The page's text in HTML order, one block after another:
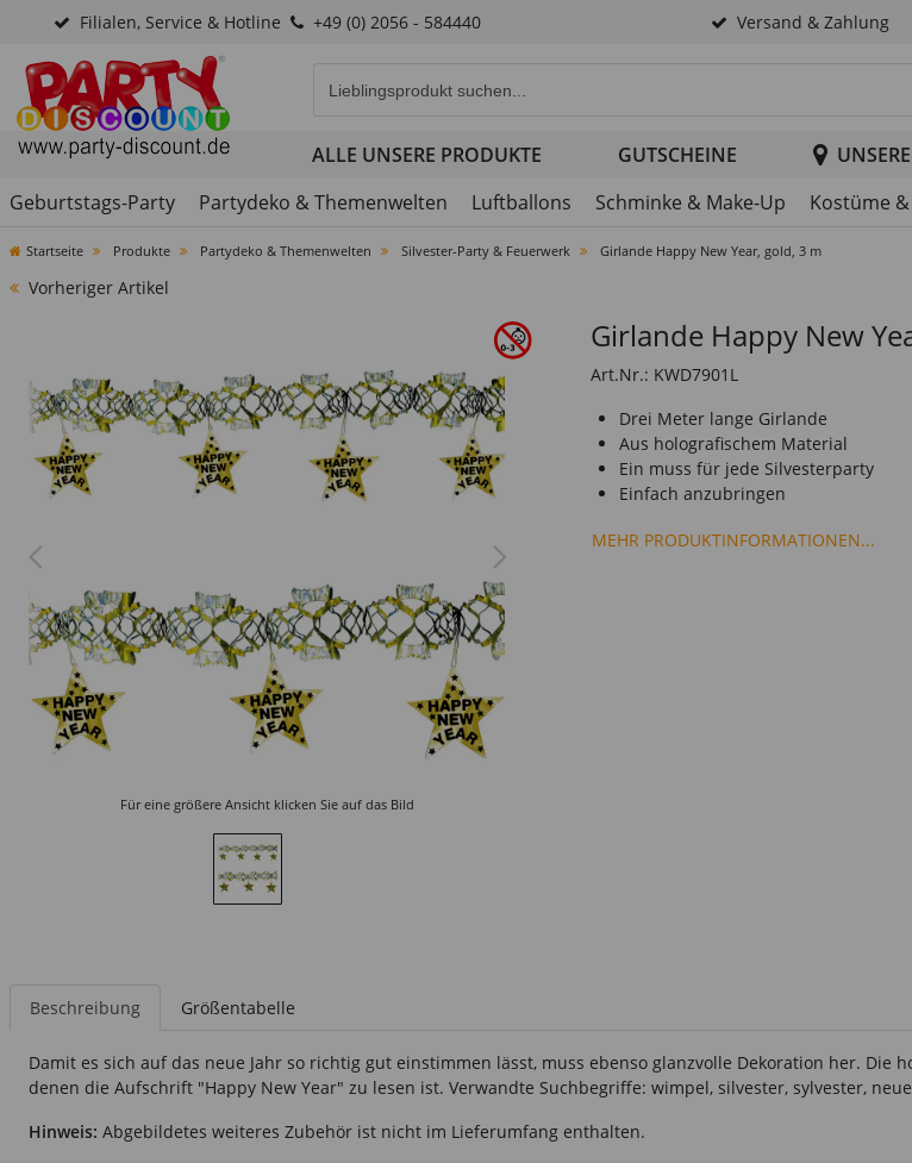
Filialen, Service & Hotline +49 (0) 2056 - 584440 Versand & Zahlung
ALLE UNSERE PRODUKTE GUTSCHEINE
Geburtstags-Party
Partydeko & Themenwelten Luftballons Schminke & Make-Up Kostüme
Startseite Produkte Partydeko & Themenwelten Silvester-Party & Feuerwerk Girlande Happy New Year, gold, 3 m
Vorheriger Artikel
Für eine größere Ansicht klicken Sie auf das Bild
Girlande Happy New
Art.Nr.: KWD7901L
Drei Meter lange Girlande
Aus holografischem Material
Ein muss für jede Silvesterparty
Einfach anzubringen
MEHR PRODUKTINFORMATIONEN...
Beschreibung Größentabelle
Damit es sich auf das neue Jahr so richtig gut einstimmen lässt, muss ebenso glanzvolle Dekoration her.
denen die Aufschrift "Happy New Year" zu lesen ist. Verwandte Suchbegriffe: wimpel, silvester, sylvester,
Hinweis: Abgebildetes weiteres Zubehör ist nicht im Lieferumfang enthalten.